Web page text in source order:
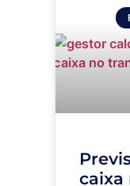
caixa